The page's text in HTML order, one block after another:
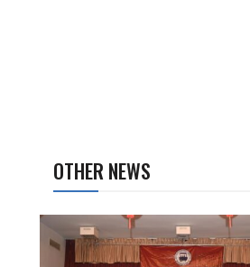
OTHER NEWS